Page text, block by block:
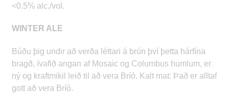
<0.5% alc./vol.
WINTER ALE
Búðu þig undir að verða léttari á brún því þetta hárfína
bragð, ívafið angan af Mosaic og Columbus humlum, er
ný og kraftmikil leið til að vera Bríó. Kalt mat: Það er alltaf
gott að vera Bríó.